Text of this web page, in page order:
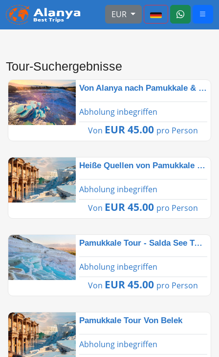
EUR
Tour-Suchergebnisse
Von Alanya nach Pamukkale & Salda: Natur & Geschichte
Abholung inbegriffen
Von EUR 45.00 pro Person
Heiße Quellen von Pamukkale und die antike Stadt Hier
Abholung inbegriffen
Von EUR 45.00 pro Person
Pamukkale Tour - Salda See Tour von Side aus
Abholung inbegriffen
Von EUR 45.00 pro Person
Pamukkale Tour Von Belek
Abholung inbegriffen